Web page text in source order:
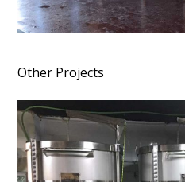
Other Projects